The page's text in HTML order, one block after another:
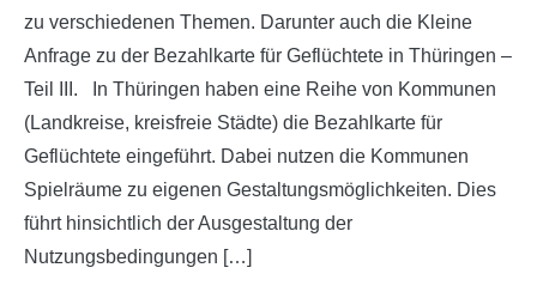
zu verschiedenen Themen. Darunter auch die Kleine
Anfrage zu der Bezahlkarte für Geflüchtete in Thüringen –
Teil III. In Thüringen haben eine Reihe von Kommunen
(Landkreise, kreisfreie Städte) die Bezahlkarte für
Geflüchtete eingeführt. Dabei nutzen die Kommunen
Spielräume zu eigenen Gestaltungsmöglichkeiten. Dies
führt hinsichtlich der Ausgestaltung der
Nutzungsbedingungen […]